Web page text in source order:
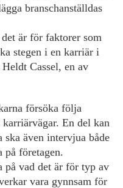
branschanställdas
är för faktorer som
stegen i en karriär i
Heldt Cassel, en av
försöka följa
karriärvägar. En del kan
även intervjua både
på företagen.
på vad det är för typ av
vara gynnsam för